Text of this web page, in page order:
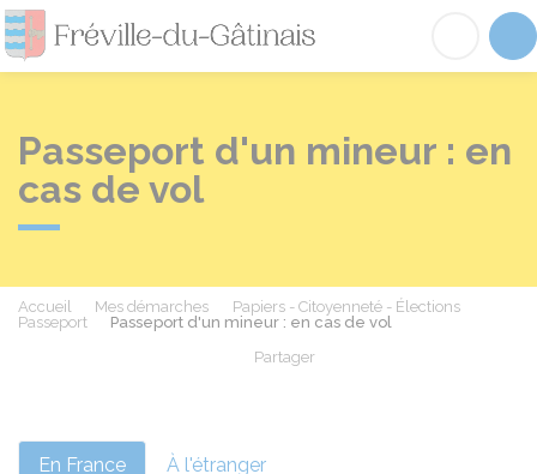
Fréville-du-
Passeport d'un mineur : en
cas de vol
Accueil Mes démarches
Papiers - Citoyenneté - Élections
Passeport
Passeport d'un mineur : en cas de vol
Partager
En France À l'étranger